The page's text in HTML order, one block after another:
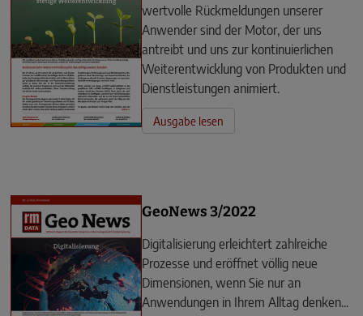
wertvolle Rückmeldungen unserer
Anwender sind der Motor, der uns
antreibt und uns zur kontinuierlichen
Weiterentwicklung von Produkten und
Dienstleistungen animiert.
Ausgabe lesen
GeoNews 3/2022
Digitalisierung erleichtert zahlreiche
Prozesse und eröffnet völlig neue
Dimensionen, wenn Sie nur an
Anwendungen in Ihrem Alltag denken...